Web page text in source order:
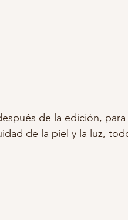
de la edición,
de la piel y la luz,